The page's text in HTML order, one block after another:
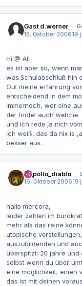
Gast d.werner
15. Oktober 200619 j
Hi @ All
es ist aber so, wenn
was.Schulabschluß hin
Gut meine erfahrung
entscheidend in dem
immernoch, wer eine
der findet auch welche.
und ich rede ja nich
ich weiß, das da nix is
besser aus.
el_pollo_diablo
16. Oktober 200619 j
hallo mercora,
leider zählen im
mehr als das reine
utopische
auszubildenden und
überspitzt: 20 jahre und
selbst wenn du über
eine möglichkeit, einen
das ist mit deinen